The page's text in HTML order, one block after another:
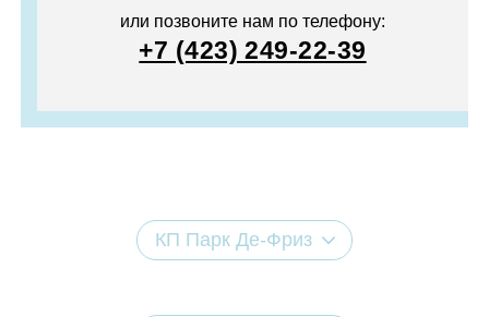
или позвоните нам по телефону:
+7 (423) 249-22-39
КП Парк Де-Фриз